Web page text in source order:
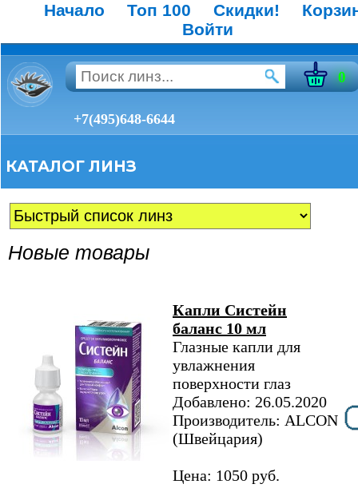
Начало Топ 100 Скидки!
Войти
0
+7(495)648-6644
КАТАЛОГ ЛИНЗ
Новые товары
Капли Систейн
баланс 10 мл
Глазные капли для
увлажнения
поверхности глаз
Добавлено: 26.05.2020
Производитель: ALCON
(Швейцария)
Цена: 1050 руб.